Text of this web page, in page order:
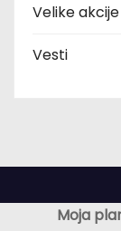
Velike akcije
Vesti
Moja